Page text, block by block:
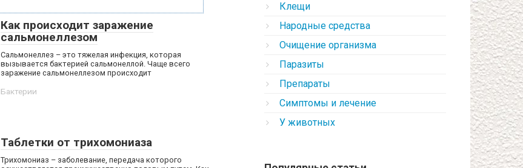
Как происходит заражение
сальмонеллезом
Сальмонеллез – это тяжелая инфекция, которая
вызывается бактерией сальмонеллой. Чаще всего
заражение сальмонеллезом происходит
Бактерии
Таблетки от трихомониаза
Трихомониаз – заболевание, передача которого
Клещи
Народные средства
Очищение организма
Паразиты
Препараты
Симптомы и лечение
У животных